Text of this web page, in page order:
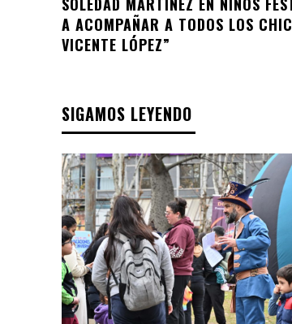
A ACOMPAÑAR A TODOS LOS
VICENTE LÓPEZ”
SIGAMOS LEYENDO